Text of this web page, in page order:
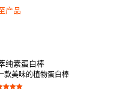
产品
纯素蛋白棒
款美味的植物蛋白棒